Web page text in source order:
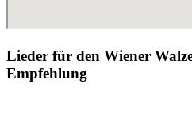
Lieder für den Wiener
Empfehlung